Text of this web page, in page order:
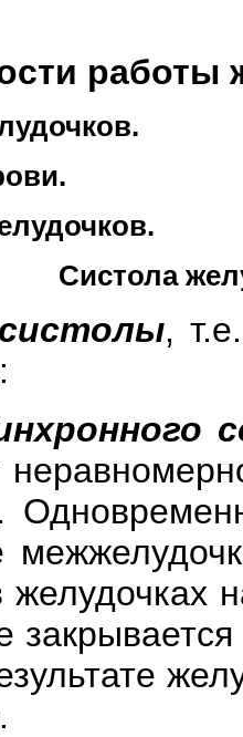
работы
Систола
,
желудочках